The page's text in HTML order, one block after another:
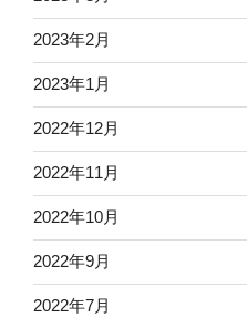
2023年2月
2023年1月
2022年12月
2022年11月
2022年10月
2022年9月
2022年7月